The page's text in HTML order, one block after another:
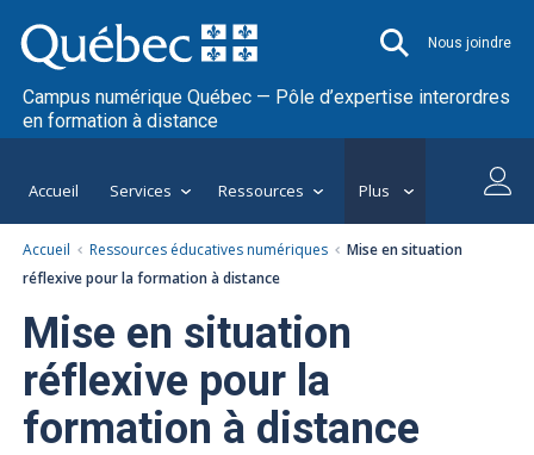
Nous joindre
Campus numérique Québec — Pôle d’expertise interordres
en formation à distance
Accueil Services Ressources Plus
Accueil Ressources éducatives numériques
Mise en situation
réflexive pour la formation à distance
Mise en situation
réflexive pour la
formation à distance